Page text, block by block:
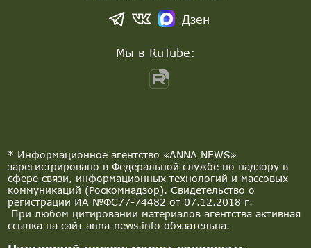
* Информационное агентство «ANNA NEWS»
зарегистрировано в Федеральной службе по надзору в
сфере связи, информационных технологий и массовых
коммуникаций (Роскомнадзор). Свидетельство о
регистрации ИА №ФС77-74482 от 07.12.2018 г.
При любом цитировании материалов агентства активная
ссылка на сайт anna-news.info обязательна.
Дзен
Мы в RuTube: